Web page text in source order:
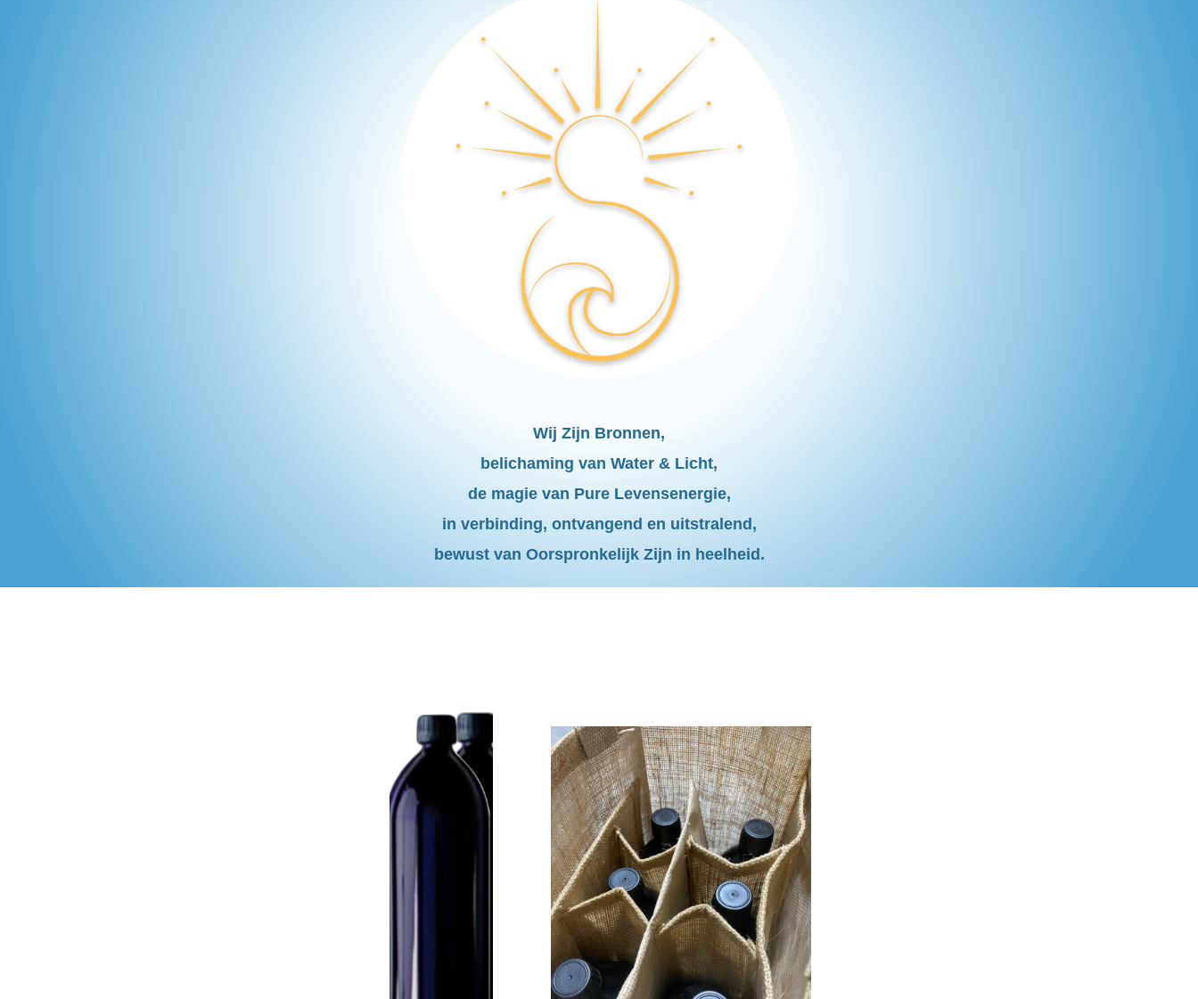
Wij Zijn Bronnen,
belichaming van Water & Licht,
de magie van Pure Levensenergie,
in verbinding, ontvangend en uitstralend,
bewust van Oorspronkelijk Zijn in heelheid.